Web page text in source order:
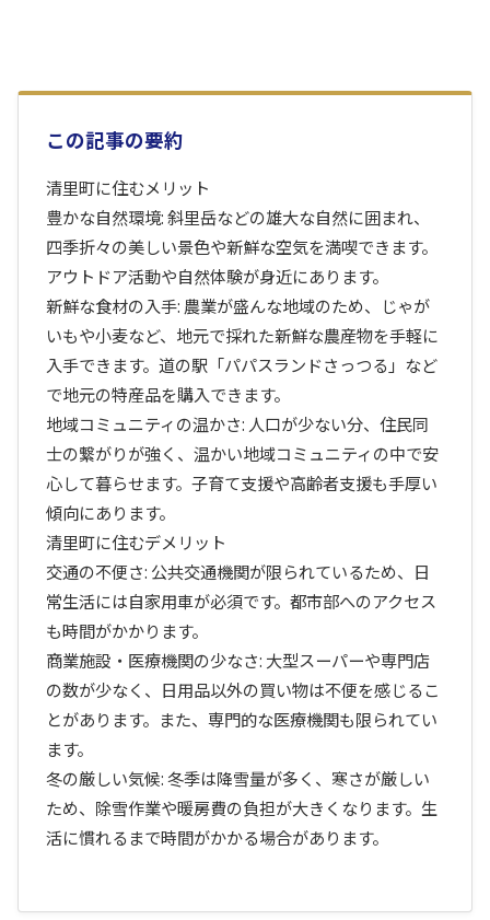
この記事の要約
清里町に住むメリット
豊かな自然環境: 斜里岳などの雄大な自然に囲まれ、
四季折々の美しい景色や新鮮な空気を満喫できます。
アウトドア活動や自然体験が身近にあります。
新鮮な食材の入手: 農業が盛んな地域のため、じゃが
いもや小麦など、地元で採れた新鮮な農産物を手軽に
入手できます。道の駅「パパスランドさっつる」など
で地元の特産品を購入できます。
地域コミュニティの温かさ: 人口が少ない分、住民同
士の繋がりが強く、温かい地域コミュニティの中で安
心して暮らせます。子育て支援や高齢者支援も手厚い
傾向にあります。
清里町に住むデメリット
交通の不便さ: 公共交通機関が限られているため、日
常生活には自家用車が必須です。都市部へのアクセス
も時間がかかります。
商業施設・医療機関の少なさ: 大型スーパーや専門店
の数が少なく、日用品以外の買い物は不便を感じるこ
とがあります。また、専門的な医療機関も限られてい
ます。
冬の厳しい気候: 冬季は降雪量が多く、寒さが厳しい
ため、除雪作業や暖房費の負担が大きくなります。生
活に慣れるまで時間がかかる場合があります。